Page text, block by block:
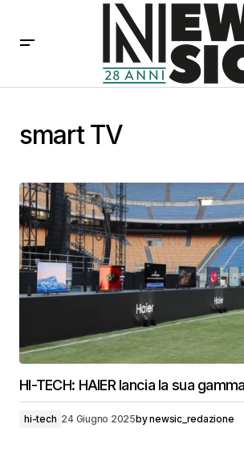
smart TV
HI-TECH: HAIER lancia la sua
hi-tech 24 Giugno 2025bynewsic_redazione